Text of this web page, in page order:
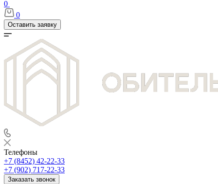
0
0
Оставить заявку
Телефоны
+7 (8452) 42-22-33
+7 (902) 717-22-33
Заказать звонок